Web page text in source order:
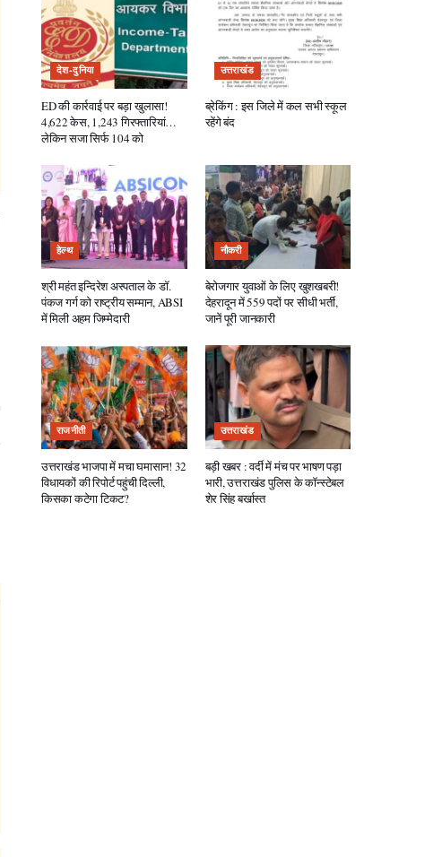
देश-दुनिया
ED की कार्रवाई पर बड़ा खुलासा!
4,622 केस, 1,243 गिरफ्तारियां…
लेकिन सजा सिर्फ 104 को
उत्तराखंड
ब्रेकिंग : इस जिले में कल सभी स्कूल
रहेंगे बंद
हेल्थ
श्री महंत इन्दिरेश अस्पताल के डॉ.
पंकज गर्ग को राष्ट्रीय सम्मान, ABSI
में मिली अहम जिम्मेदारी
नौकरी
बेरोजगार युवाओं के लिए खुशखबरी!
देहरादून में 559 पदों पर सीधी भर्ती,
जानें पूरी जानकारी
राजनीती
उत्तराखंड भाजपा में मचा घमासान! 32
विधायकों की रिपोर्ट पहुंची दिल्ली,
किसका कटेगा टिकट?
उत्तराखंड
बड़ी खबर : वर्दी में मंच पर भाषण पड़ा
भारी, उत्तराखंड पुलिस के कॉन्स्टेबल
शेर सिंह बर्खास्त